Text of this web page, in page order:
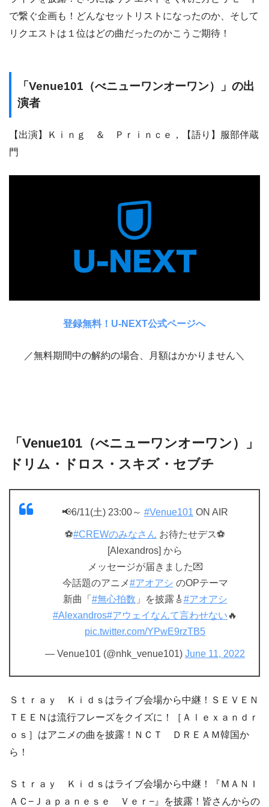
で繋ぐ企画も！どんなセットリストになったのか、そして
リクエストは１位はどの曲だったのかこうご期待！
「Venue101（べニューワンオーワン）」の出
演者
【出演】Ｋｉｎｇ ＆ Ｐｒｉｎｃｅ，【語り】服部伴蔵
門
登録無料！U-NEXT公式ページへ
／無料期間中の解約の場合、月額はかかりません＼
「Venue101（べニューワンオーワン）」
ドリム・ドロス・スキズ・セブチ
📢6/11(土) 23:00～ #Venue101 ON AIR
⚽️#CREWのみなさん お待たせデス⚽️
[Alexandros] から
メッセージが届きました💌
今話題のアニメ#アオアシ のOPテーマ
新曲「 #無心拍数 」を披露🎸 #アオアシ
#Alexandros#アウェイなんて言わせない 🔥
pic.twitter.com/YPwE9rzTB5
— Venue101 (@nhk_venue101) June 11, 2022
Ｓｔｒａｙ Ｋｉｄｓはライブ会場から中継！ＳＥＶＥＮ
ＴＥＥＮは流行フレーズをクイズに！［Ａｌｅｘａｎｄｒ
ｏｓ］はアニメの曲を披露！ＮＣＴ ＤＲＥＡＭ韓国か
ら！
Ｓｔｒａｙ Ｋｉｄｓはライブ会場から中継！『ＭＡＮＩ
ＡＣ−Ｊａｐａｎｅｓｅ Ｖｅｒ−』を披露！皆さんからの